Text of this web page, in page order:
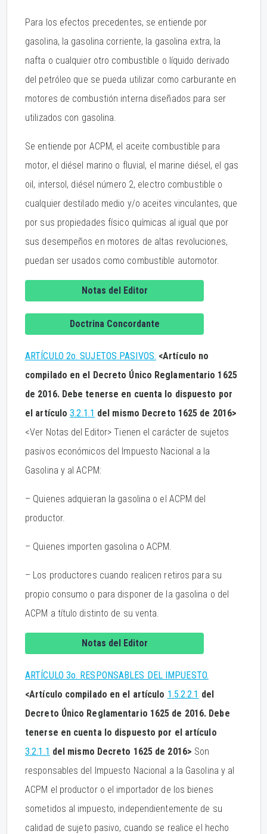
Para los efectos precedentes, se entiende por
gasolina, la gasolina corriente, la gasolina extra, la
nafta o cualquier otro combustible o líquido derivado
del petróleo que se pueda utilizar como carburante en
motores de combustión interna diseñados para ser
utilizados con gasolina.
Se entiende por ACPM, el aceite combustible para
motor, el diésel marino o fluvial, el marine diésel, el gas
oil, intersol, diésel número 2, electro combustible o
cualquier destilado medio y/o aceites vinculantes, que
por sus propiedades físico químicas al igual que por
sus desempeños en motores de altas revoluciones,
puedan ser usados como combustible automotor.
Notas del Editor
Doctrina Concordante
ARTÍCULO 2o. SUJETOS PASIVOS. <Artículo no
compilado en el Decreto Único Reglamentario 1625
de 2016. Debe tenerse en cuenta lo dispuesto por
el artículo3.2.1.1 del mismo Decreto 1625 de 2016>
<Ver Notas del Editor> Tienen el carácter de sujetos
pasivos económicos del Impuesto Nacional a la
Gasolina y al ACPM:
– Quienes adquieran la gasolina o el ACPM del
productor.
– Quienes importen gasolina o ACPM.
– Los productores cuando realicen retiros para su
propio consumo o para disponer de la gasolina o del
ACPM a título distinto de su venta.
Notas del Editor
ARTÍCULO 3o. RESPONSABLES DEL IMPUESTO.
<Artículo compilado en el artículo 1.5.2.2.1 del
Decreto Único Reglamentario 1625 de 2016. Debe
tenerse en cuenta lo dispuesto por el artículo
3.2.1.1 del mismo Decreto 1625 de 2016> Son
responsables del Impuesto Nacional a la Gasolina y al
ACPM el productor o el importador de los bienes
sometidos al impuesto, independientemente de su
calidad de sujeto pasivo, cuando se realice el hecho